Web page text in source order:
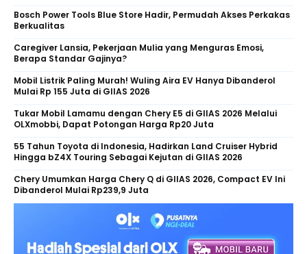
Bosch Power Tools Blue Store Hadir, Permudah Akses Perkakas
Berkualitas
Caregiver Lansia, Pekerjaan Mulia yang Menguras Emosi,
Berapa Standar Gajinya?
Mobil Listrik Paling Murah! Wuling Aira EV Hanya Dibanderol
Mulai Rp 155 Juta di GIIAS 2026
Tukar Mobil Lamamu dengan Chery E5 di GIIAS 2026 Melalui
OLXmobbi, Dapat Potongan Harga Rp20 Juta
55 Tahun Toyota di Indonesia, Hadirkan Land Cruiser Hybrid
Hingga bZ4X Touring Sebagai Kejutan di GIIAS 2026
Chery Umumkan Harga Chery Q di GIIAS 2026, Compact EV Ini
Dibanderol Mulai Rp239,9 Juta